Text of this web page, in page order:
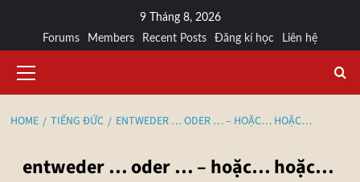
9 Tháng 8, 2026
Forums
Members Recent Posts Đăng kí học Liên hệ
HOME TIẾNG ĐỨC ENTWEDER … ODER … – HOẶC… HOẶC…
entweder … oder … – hoặc… hoặc…